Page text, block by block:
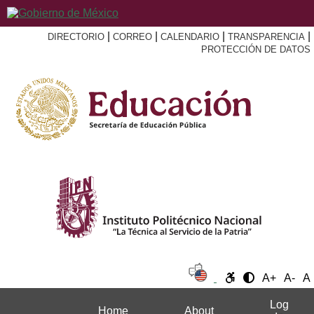
DIRECTORIO CORREO CALENDARIO TRANSPARENCIA
PROTECCIÓN DE DATOS
A+ A- A
Home About
Log